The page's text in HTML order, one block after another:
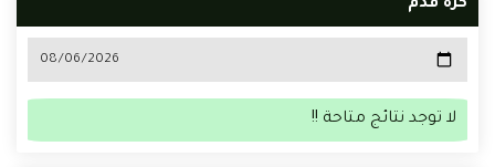
كرة قدم
لا توجد نتائج متاحة !!